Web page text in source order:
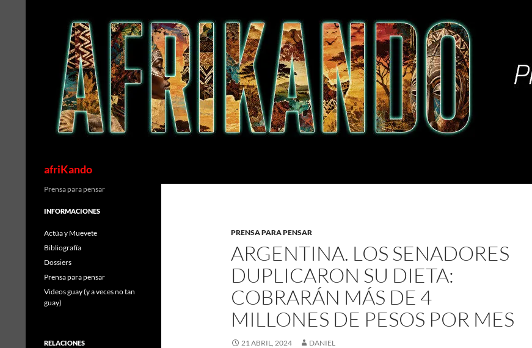
afriKando
PRENSA PARA PENSAR
ARGENTINA. LOS SENADORES
DUPLICARON SU DIETA:
COBRARÁN MÁS DE 4
MILLONES DE PESOS POR MES
21 ABRIL, 2024 DANIEL
Prensa para pensar
INFORMACIONES
Actúa y Muevete
Bibliografía
Dossiers
Prensa para pensar
Videos guay (y a veces no tan
guay)
RELACIONES